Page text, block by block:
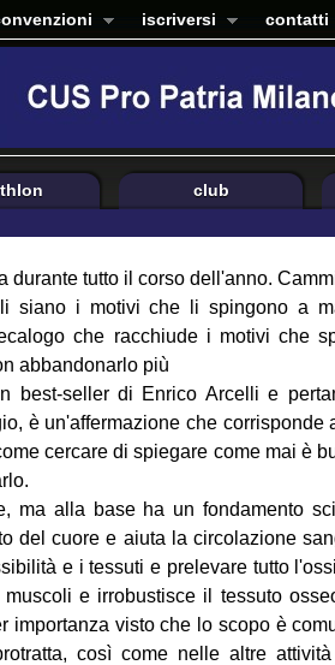
iscriversi contatti
club
durante tutto il corso dell'anno.
siano i motivi che li spingono a
che racchiude i motivi che
abbandonarlo più
best-seller di Enrico Arcelli e
è un'affermazione che corrisponde
cercare di spiegare come mai è
ma alla base ha un fondamento
del cuore e aiuta la circolazione
e i tessuti e prelevare tutto
e irrobustisce il tessuto
importanza visto che lo scopo è
così come nelle altre